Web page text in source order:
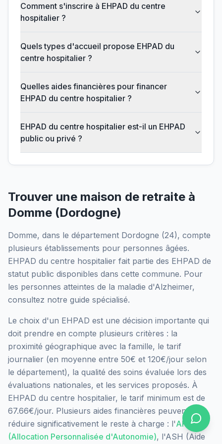
Comment s'inscrire à EHPAD du centre
hospitalier ?
Quels types d'accueil propose EHPAD du
centre hospitalier ?
Quelles aides financières pour financer
EHPAD du centre hospitalier ?
EHPAD du centre hospitalier est-il un EHPAD
public ou privé ?
Trouver une maison de retraite à
Domme (Dordogne)
Domme, dans le département Dordogne (24), compte
plusieurs établissements pour personnes âgées.
EHPAD du centre hospitalier fait partie des EHPAD de
statut public disponibles dans cette commune. Pour
les personnes atteintes de la maladie d'Alzheimer,
consultez notre guide spécialisé.
Le choix d'un EHPAD est une décision importante qui
doit prendre en compte plusieurs critères : la
proximité géographique avec la famille, le tarif
journalier (en moyenne entre 50€ et 120€/jour selon
le département), la qualité des soins évaluée lors des
évaluations nationales, et les services proposés. À
EHPAD du centre hospitalier, le tarif minimum est de
67.66€/jour. Plusieurs aides financières peuvent
réduire significativement le reste à charge : l'APA
(Allocation Personnalisée d'Autonomie), l'ASH (Aide